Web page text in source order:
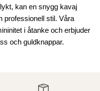
kan en snygg kavaj
professionell stil. Våra
i åtanke och erbjuder
och guldknappar.